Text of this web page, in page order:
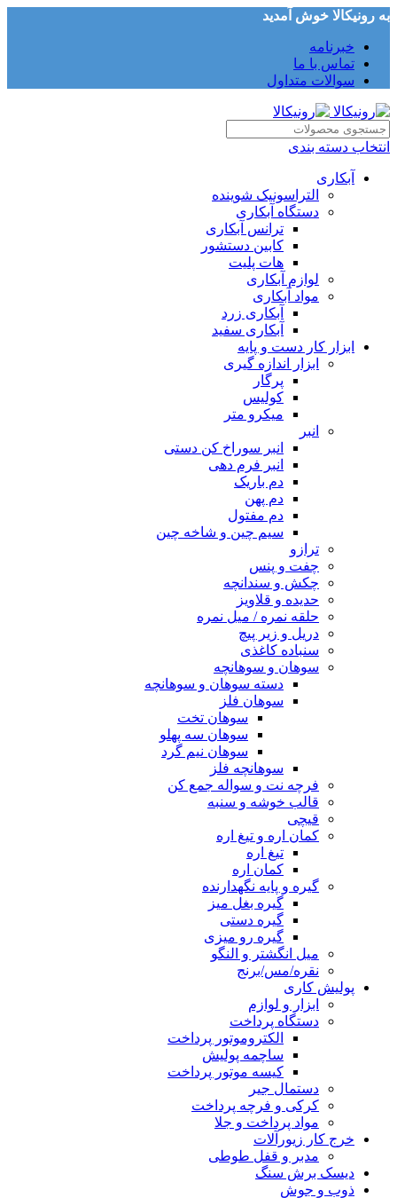
به رونیکالا خوش آمدید
خبرنامه
تماس با ما
سوالات متداول
انتخاب دسته بندی
آبکاری
التراسونیک شوینده
دستگاه آبکاری
ترانس آبکاری
کابین دستشور
هات پلیت
لوازم آبکاری
مواد آبکاری
آبکاری زرد
آبکاری سفید
ابزار کار دست و پایه
ابزار اندازه گیری
پرگار
کولیس
میکرو متر
انبر
انبر سوراخ کن دستی
انبر فرم دهی
دم باریک
دم پهن
دم مفتول
سیم چین و شاخه چین
ترازو
چفت و پنس
چکش و سندانچه
حدیده و قلاویز
حلقه نمره / میل نمره
دریل و زیر پیچ
سنباده کاغذی
سوهان و سوهانچه
دسته سوهان و سوهانچه
سوهان فلز
سوهان تخت
سوهان سه پهلو
سوهان نیم گرد
سوهانچه فلز
فرچه نت و سواله جمع کن
قالب خوشه و سنبه
قیچی
کمان اره و تیغ اره
تیغ اره
کمان اره
گیره و پایه نگهدارنده
گیره بغل میز
گیره دستی
گیره رو میزی
میل انگشتر و النگو
نقره/مس/برنج
پولیش کاری
ابزار و لوازم
دستگاه پرداخت
الکتروموتور پرداخت
ساچمه پولیش
کیسه موتور پرداخت
دستمال جیر
کرکی و فرچه پرداخت
مواد پرداخت و جلا
خرج کار زیورآلات
مدبر و قفل طوطی
دیسک برش سنگ
ذوب و جوش